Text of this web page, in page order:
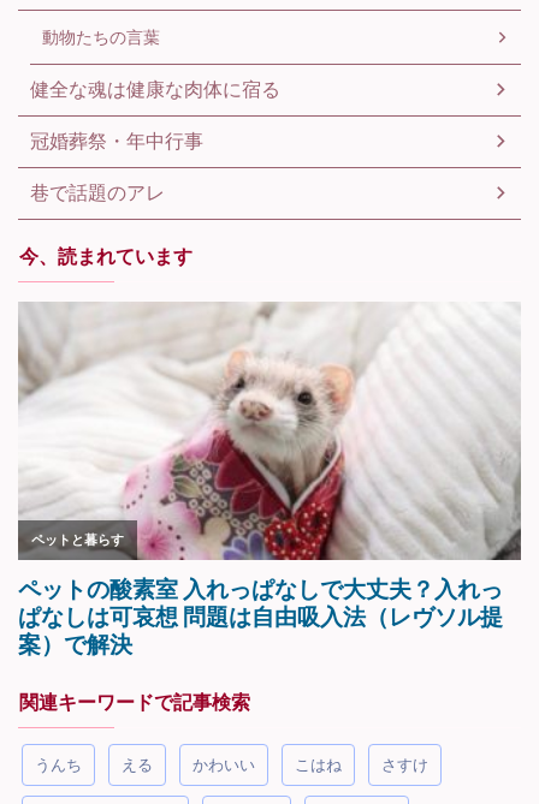
動物たちの言葉
健全な魂は健康な肉体に宿る
冠婚葬祭・年中行事
巷で話題のアレ
今、読まれています
関連キーワードで記事検索
うんち える かわいい こはね さすけ